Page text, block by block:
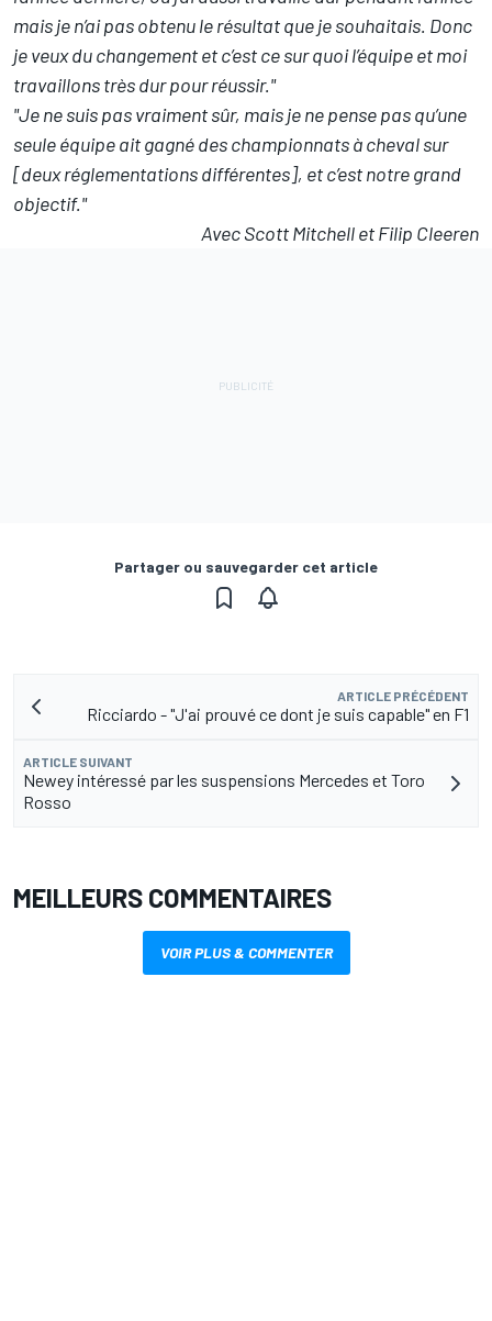
mais je n’ai pas obtenu le résultat que je souhaitais. Donc
je veux du changement et c’est ce sur quoi l’équipe et moi
travaillons très dur pour réussir."
"Je ne suis pas vraiment sûr, mais je ne pense pas qu’une
seule équipe ait gagné des championnats à cheval sur
[deux réglementations différentes], et c’est notre grand
objectif."
Avec Scott Mitchell et Filip Cleeren
Partager ou sauvegarder cet article
ARTICLE PRÉCÉDENT
Ricciardo - "J'ai prouvé ce dont je suis capable" en F1
ARTICLE SUIVANT
Newey intéressé par les suspensions Mercedes et Toro
Rosso
MEILLEURS COMMENTAIRES
VOIR PLUS & COMMENTER